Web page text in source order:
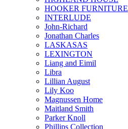
HOOKER FURNITURE
INTERLUDE
John-Richard
Jonathan Charles
LASKASAS
LEXINGTON
Liang and Eimil
Libra
Lillian August
Lily Koo
Magnussen Home
Maitland Smith
Parker Knoll
Phillips Collection